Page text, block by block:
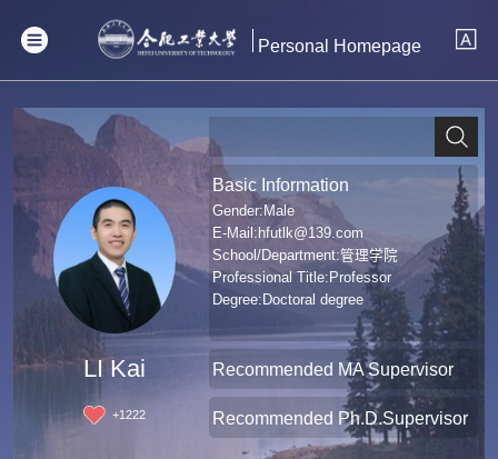
Personal Homepage
LI Kai
+1222
Basic Information
Gender:Male
E-Mail: hfutlk@139.com
School/Department:管理学院
Professional Title:Professor
Degree:Doctoral degree
Recommended MA Supervisor
Recommended Ph.D.Supervisor